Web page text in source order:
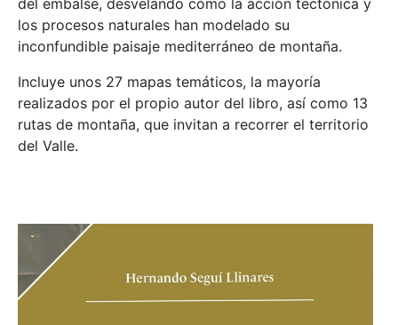
del embalse, desvelando cómo la acción tectónica y
los procesos naturales han modelado su
inconfundible paisaje mediterráneo de montaña.
Incluye unos 27 mapas temáticos, la mayoría
realizados por el propio autor del libro, así como 13
rutas de montaña, que invitan a recorrer el territorio
del Valle.